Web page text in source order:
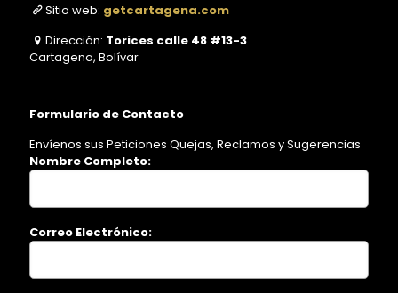
Sitio web: getcartagena.com
Dirección: Torices calle 48 #13-3
Cartagena, Bolívar
Formulario de Contacto
Envíenos sus Peticiones Quejas, Reclamos y Sugerencias
Nombre Completo:
Correo Electrónico: